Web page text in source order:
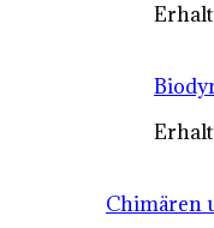
Chimären